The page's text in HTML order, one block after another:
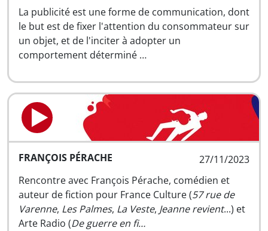
La publicité est une forme de communication, dont
le but est de fixer l'attention du consommateur sur
un objet, et de l'inciter à adopter un
comportement déterminé …
27/11/2023
FRANÇOIS PÉRACHE
Rencontre avec François Pérache, comédien et
auteur de fiction pour France Culture (57 rue de
Varenne, Les Palmes, La Veste, Jeanne revient...) et
Arte Radio (De guerre en fi…